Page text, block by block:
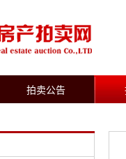
拍卖公告